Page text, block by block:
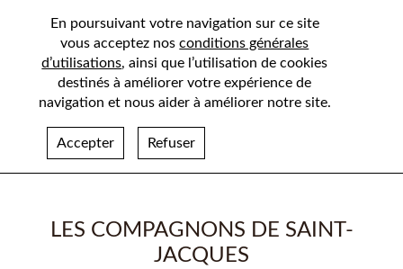
En poursuivant votre navigation sur ce site
vous acceptez nosconditions générales
d’utilisations, ainsi que l’utilisation de cookies
destinés à améliorer votre expérience de
navigation et nous aider à améliorer notre site.
Accepter Refuser
LES COMPAGNONS DE SAINT-
JACQUES